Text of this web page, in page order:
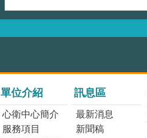
單位介紹
心衛中心簡介
服務項目
訊息區
最新消息
新聞稿